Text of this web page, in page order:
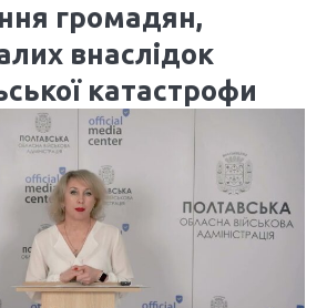
громадян,
внаслідок
катастрофи